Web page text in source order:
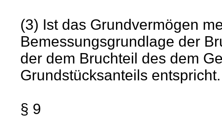
(3) Ist das Grundvermögen
Bemessungsgrundlage der
der dem Bruchteil des dem
Grundstücksanteils entspricht.
§ 9